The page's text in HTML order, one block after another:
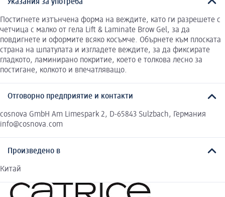
Указания за употреба
Пoстигнете изтънчена форма на веждите, като ги разрешете с
четчица с малко от гела Lift & Laminate Brow Gel, за да
повдигнете и оформите всяко косъмче. Обърнете към плоската
страна на шпатулата и изгладете веждите, за да фиксирате
гладкото, ламинирано покритие, което е толкова лесно за
постигане, колкото и впечатляващо.
Отговорно предприятие и контакти
cosnova GmbH Am Limespark 2, D-65843 Sulzbach, Германия
info@cosnova.com
Произведено в
Китай